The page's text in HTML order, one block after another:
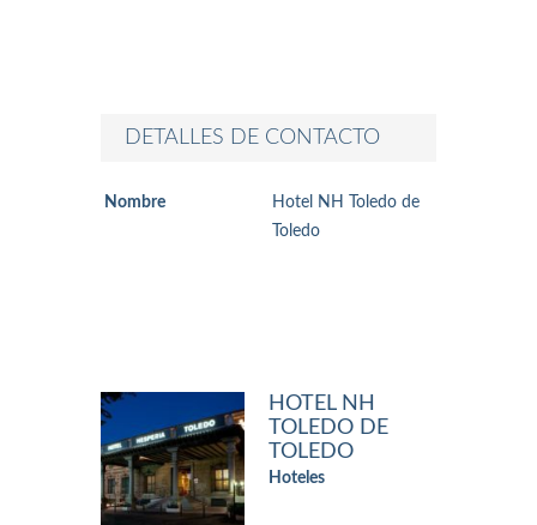
DETALLES DE CONTACTO
Nombre
Hotel NH Toledo de
Toledo
HOTEL NH
TOLEDO DE
TOLEDO
Hoteles